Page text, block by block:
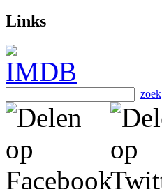
Links
zoek